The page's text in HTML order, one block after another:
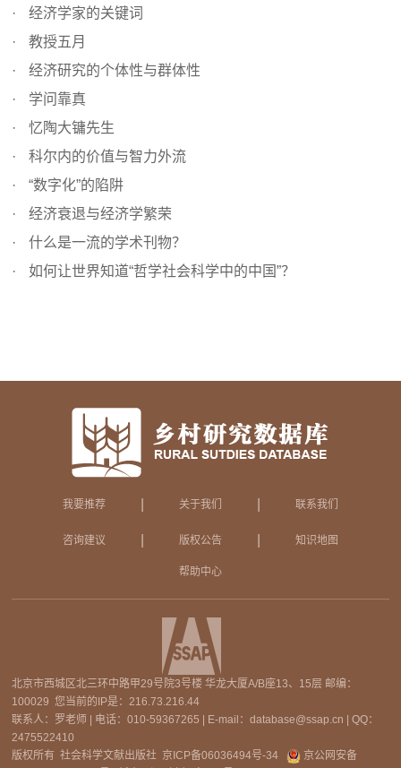
经济学家的关键词
教授五月
经济研究的个体性与群体性
学问靠真
忆陶大镛先生
科尔内的价值与智力外流
“数字化”的陷阱
经济衰退与经济学繁荣
什么是一流的学术刊物？
如何让世界知道“哲学社会科学中的中国”？
我要推荐 关于我们 联系我们
咨询建议 版权公告 知识地图
帮助中心
北京市西城区北三环中路甲29号院3号楼 华龙大厦A/B座13、15层 邮编：
100029 您当前的IP是：216.73.216.44
联系人：罗老师 | 电话：010-59367265 | E-mail：database@ssap.cn | QQ：
2475522410
版权所有 社会科学文献出版社 京ICP备06036494号-34
京公网安备